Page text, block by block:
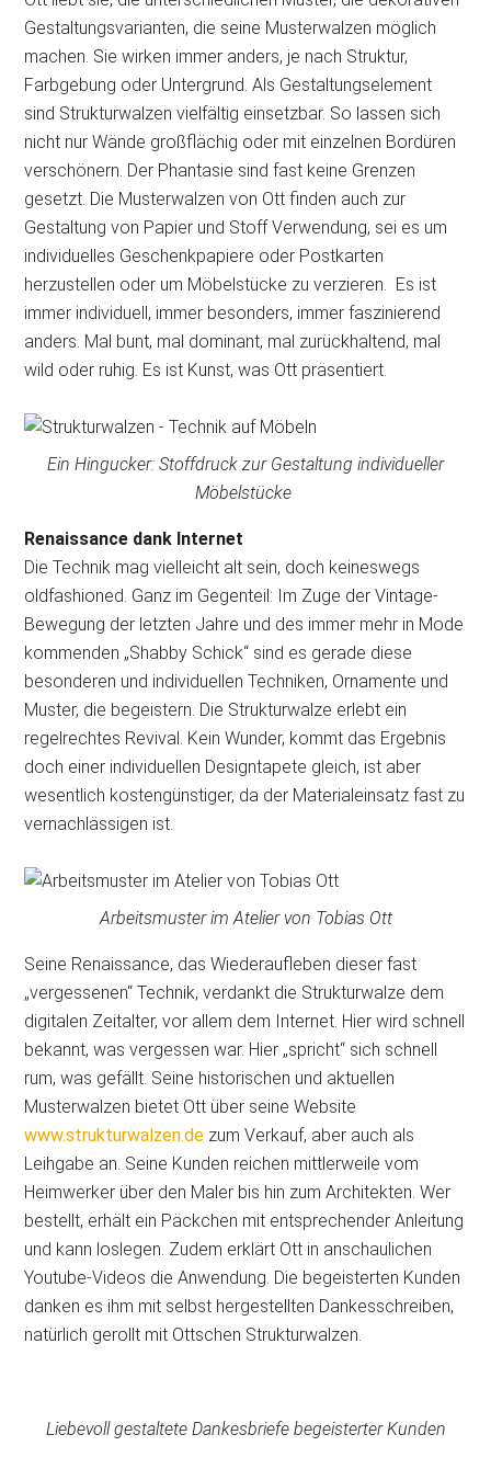
Gestaltungsvarianten, die seine Musterwalzen möglich
machen. Sie wirken immer anders, je nach Struktur,
Farbgebung oder Untergrund. Als Gestaltungselement
sind Strukturwalzen vielfältig einsetzbar. So lassen sich
nicht nur Wände großflächig oder mit einzelnen Bordüren
verschönern. Der Phantasie sind fast keine Grenzen
gesetzt. Die Musterwalzen von Ott finden auch zur
Gestaltung von Papier und Stoff Verwendung, sei es um
individuelles Geschenkpapiere oder Postkarten
herzustellen oder um Möbelstücke zu verzieren. Es ist
immer individuell, immer besonders, immer faszinierend
anders. Mal bunt, mal dominant, mal zurückhaltend, mal
wild oder ruhig. Es ist Kunst, was Ott präsentiert.
Ein Hingucker: Stoffdruck zur Gestaltung individueller
Möbelstücke
Renaissance dank Internet
Die Technik mag vielleicht alt sein, doch keineswegs
oldfashioned. Ganz im Gegenteil: Im Zuge der Vintage-
Bewegung der letzten Jahre und des immer mehr in Mode
kommenden „Shabby Schick“ sind es gerade diese
besonderen und individuellen Techniken, Ornamente und
Muster, die begeistern. Die Strukturwalze erlebt ein
regelrechtes Revival. Kein Wunder, kommt das Ergebnis
doch einer individuellen Designtapete gleich, ist aber
wesentlich kostengünstiger, da der Materialeinsatz fast zu
vernachlässigen ist.
Arbeitsmuster im Atelier von Tobias Ott
Seine Renaissance, das Wiederaufleben dieser fast
„vergessenen“ Technik, verdankt die Strukturwalze dem
digitalen Zeitalter, vor allem dem Internet. Hier wird schnell
bekannt, was vergessen war. Hier „spricht“ sich schnell
rum, was gefällt. Seine historischen und aktuellen
Musterwalzen bietet Ott über seine Website
www.strukturwalzen.de zum Verkauf, aber auch als
Leihgabe an. Seine Kunden reichen mittlerweile vom
Heimwerker über den Maler bis hin zum Architekten. Wer
bestellt, erhält ein Päckchen mit entsprechender Anleitung
und kann loslegen. Zudem erklärt Ott in anschaulichen
Youtube-Videos die Anwendung. Die begeisterten Kunden
danken es ihm mit selbst hergestellten Dankesschreiben,
natürlich gerollt mit Ottschen Strukturwalzen.
Liebevoll gestaltete Dankesbriefe begeisterter Kunden